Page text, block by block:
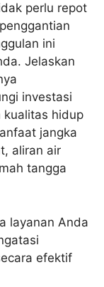
perlu repot
ini
Jelaskan
investasi
kualitas hidup
jangka
aliran air
tangga
layanan Anda
efektif